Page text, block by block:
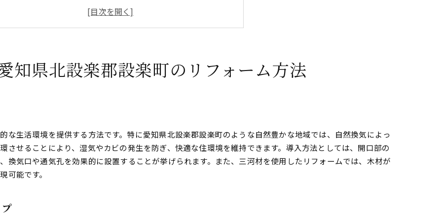
リフォームにおける自然換気の重要性
三河材を活用した温もりあるリフォームで家族の生活を豊かに
三河材の特性とその魅力
自然素材による温かみあるデザイン
住まいに風合いを持たせる木材選び
リフォームで実現する自然素材と快適性の融合
知県北設楽郡設楽町のリフォーム方法
な生活環境を提供する方法です。特に愛知県北設楽郡設楽町のような自然豊かな地域では、自然換気によっ
させることにより、湿気やカビの発生を防ぎ、快適な住環境を維持できます。導入方法としては、開口部の
換気口や通気孔を効果的に設置することが挙げられます。また、三河材を使用したリフォームでは、木材が
可能です。